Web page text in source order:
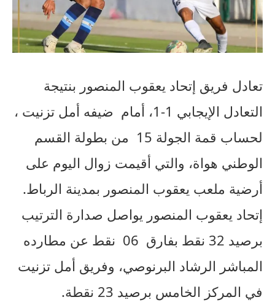
تعادل فريق إتحاد يعقوب المنصور بنتيجة
التعادل الإيجابي 1-1، أمام ضيفه أمل تزنيت ،
لحساب قمة الجولة 15 من بطولة القسم
الوطني هواة، والتي أقيمت زوال اليوم على
أرضية ملعب يعقوب المنصور بمدينة الرباط.
إتحاد يعقوب المنصور يواصل صدارة الترتيب
برصيد 32 نقط بفارق 06 نقط عن مطارده
المباشر الرشاد البرنوصي، وفريق أمل تزنيت
في المركز الخامس برصيد 23 نقطة.